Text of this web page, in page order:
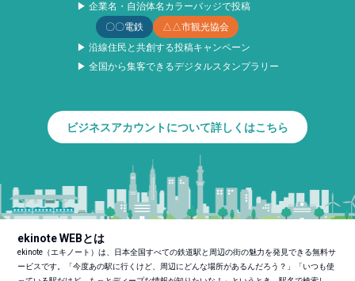
▶ 企業名・自治体名カラーバッジで投稿
〇〇電鉄
△△市観光協会
▶ 沿線住民と共創する投稿キャンペーン
▶ 全国から集客できるデジタルスタンプラリー
ビジネスアカウントについて詳しくはこちら
ekinote WEBとは
ekinote（エキノート）は、日本全国すべての鉄道駅と周辺の街の魅力を発見できる無料サ
ービスです。「今度あの駅に行くけど、周辺にどんな場所があるんだろう？」「いつも使